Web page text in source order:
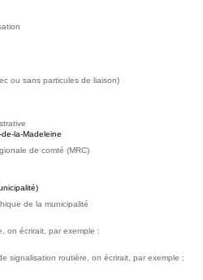
ou sans particules de liaison)
la-Madeleine
de comté (MRC)
de la municipalité
on écrirait, par exemple :
signalisation routière, on écrirait, par exemple :